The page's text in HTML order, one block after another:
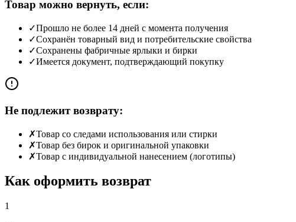
Товар можно вернуть, если:
✓Прошло не более 14 дней с момента получения
✓Сохранён товарный вид и потребительские свойства
✓Сохранены фабричные ярлыки и бирки
✓Имеется документ, подтверждающий покупку
Не подлежит возврату:
✗Товар со следами использования или стирки
✗Товар без бирок и оригинальной упаковки
✗Товар с индивидуальной нанесением (логотипы)
Как оформить возврат
1